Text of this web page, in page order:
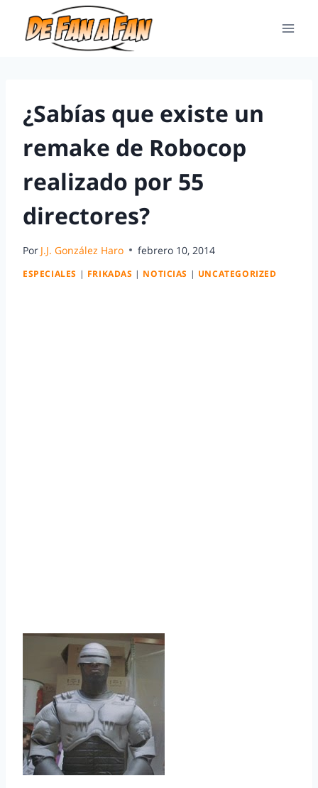
¿Sabías que existe un
remake de Robocop
realizado por 55
directores?
Por J.J. González Haro febrero 10, 2014
ESPECIALES | FRIKADAS | NOTICIAS | UNCATEGORIZED